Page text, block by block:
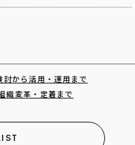
から活用・運用まで
織変革・定着まで